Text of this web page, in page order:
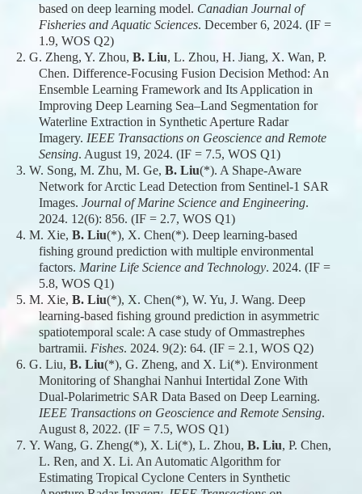
based on deep learning model. Canadian Journal of
Fisheries and Aquatic Sciences. December 6, 2024. (IF =
1.9, WOS Q2)
2. G. Zheng, Y. Zhou, B. Liu, L. Zhou, H. Jiang, X. Wan, P.
Chen. Difference-Focusing Fusion Decision Method: An
Ensemble Learning Framework and Its Application in
Improving Deep Learning Sea–Land Segmentation for
Waterline Extraction in Synthetic Aperture Radar
Imagery. IEEE Transactions on Geoscience and Remote
Sensing. August 19, 2024. (IF = 7.5, WOS Q1)
3. W. Song, M. Zhu, M. Ge, B. Liu(*). A Shape-Aware
Network for Arctic Lead Detection from Sentinel-1 SAR
Images. Journal of Marine Science and Engineering.
2024. 12(6): 856. (IF = 2.7, WOS Q1)
4. M. Xie, B. Liu(*), X. Chen(*). Deep learning-based
fishing ground prediction with multiple environmental
factors. Marine Life Science and Technology. 2024. (IF =
5.8, WOS Q1)
5. M. Xie, B. Liu(*), X. Chen(*), W. Yu, J. Wang. Deep
learning-based fishing ground prediction in asymmetric
spatiotemporal scale: A case study of Ommastrephes
bartramii. Fishes. 2024. 9(2): 64. (IF = 2.1, WOS Q2)
6. G. Liu, B. Liu(*), G. Zheng, and X. Li(*). Environment
Monitoring of Shanghai Nanhui Intertidal Zone With
Dual-Polarimetric SAR Data Based on Deep Learning.
IEEE Transactions on Geoscience and Remote Sensing.
August 8, 2022. (IF = 7.5, WOS Q1)
7. Y. Wang, G. Zheng(*), X. Li(*), L. Zhou, B. Liu, P. Chen,
L. Ren, and X. Li. An Automatic Algorithm for
Estimating Tropical Cyclone Centers in Synthetic